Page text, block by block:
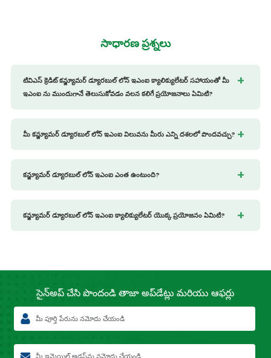
సాధారణప్రశ్నలు
టివిఎస్ క్రెడిట్ కన్జ్యూమర్ డ్యూరబుల్ లోన్ ఇఎంఐ క్యాలిక్యులేటర్ సహాయంతో మీ
ఇఎంఐ ను ముందుగానే తెలుసుకోవడం వలన కలిగే ప్రయోజనాలు ఏమిటి?
మీ కన్జ్యూమర్ డ్యూరబుల్ లోన్ ఇఎంఐ విలువను మీరు ఎన్ని దశలలో పొందవచ్చు?
కన్జ్యూమర్ డ్యూరబుల్ లోన్ ఇఎంఐ ఎంత ఉంటుంది?
కన్జ్యూమర్ డ్యూరబుల్ లోన్ ఇఎంఐ క్యాలిక్యులేటర్ యొక్క ప్రయోజనం ఏమిటి?
సైన్‍‌అప్ చేసి పొందండి తాజాఅప్‌డేట్లు మరియు ఆఫర్లు